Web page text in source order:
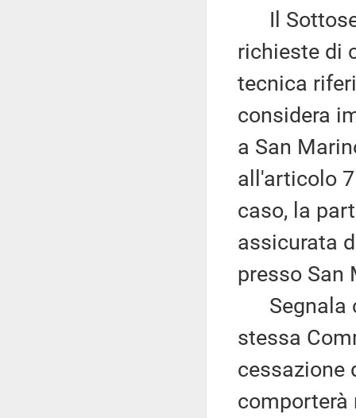
Il
richieste di
tecnica
considera
a San
all'articolo
caso, la
assicurata
presso San
Segnala
stessa
cessazione
comporterà